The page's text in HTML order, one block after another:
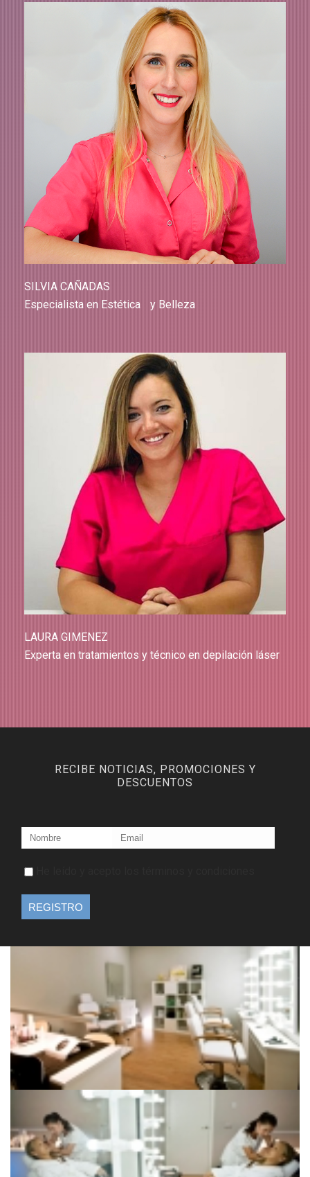
SILVIA CAÑADAS
Especialista en Estética y Belleza
LAURA GIMENEZ
Experta en tratamientos y técnico en depilación láser
RECIBE NOTICIAS, PROMOCIONES Y
DESCUENTOS